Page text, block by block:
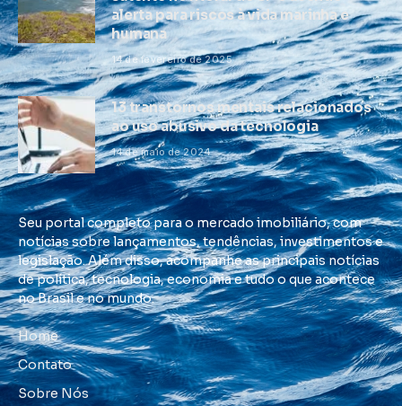
alerta para riscos à vida marinha e
humana
14 de fevereiro de 2025
13 transtornos mentais relacionados
ao uso abusivo da tecnologia
14 de maio de 2024
Seu portal completo para o mercado imobiliário, com
notícias sobre lançamentos, tendências, investimentos e
legislação. Além disso, acompanhe as principais notícias
de política, tecnologia, economia e tudo o que acontece
no Brasil e no mundo.
Home
Contato
Sobre Nós